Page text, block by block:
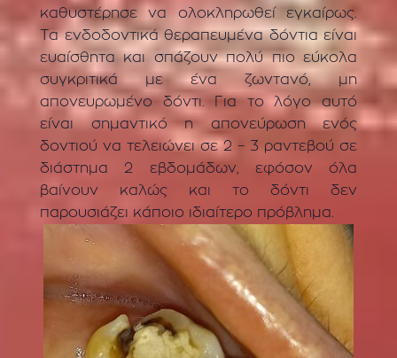
καθυστέρησε να ολοκληρωθεί εγκαίρως.
Τα ενδοδοντικά θεραπευμένα δόντια είναι
ευαίσθητα και σπάζουν πολύ πιο εύκολα
συγκριτικά με ένα ζωντανό, μη
απονευρωμένο δόντι. Για το λόγο αυτό
είναι σημαντικό η απονεύρωση ενός
δοντιού να τελειώνει σε 2 – 3 ραντεβού σε
διάστημα 2 εβδομάδων, εφόσον όλα
βαίνουν καλώς και το δόντι δεν
παρουσιάζει κάποιο ιδιαίτερο πρόβλημα.